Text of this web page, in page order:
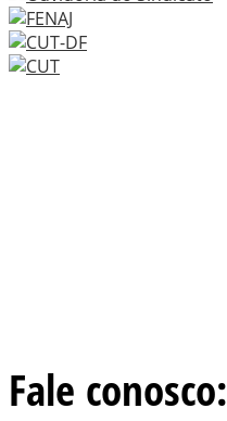
Fale conosco: